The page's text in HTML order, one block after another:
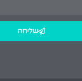
שליחה